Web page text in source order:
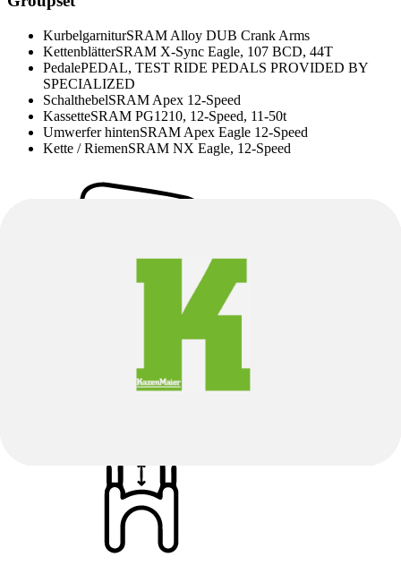
KurbelgarniturSRAM Alloy DUB Crank Arms
KettenblätterSRAM X-Sync Eagle, 107 BCD, 44T
PedalePEDAL, TEST RIDE PEDALS PROVIDED BY
SPECIALIZED
SchalthebelSRAM Apex 12-Speed
KassetteSRAM PG1210, 12-Speed, 11-50t
Umwerfer hintenSRAM Apex Eagle 12-Speed
Kette / RiemenSRAM NX Eagle, 12-Speed
Body Geometry Power Sport, steel rails
Specialized Alloy, 30.8mm